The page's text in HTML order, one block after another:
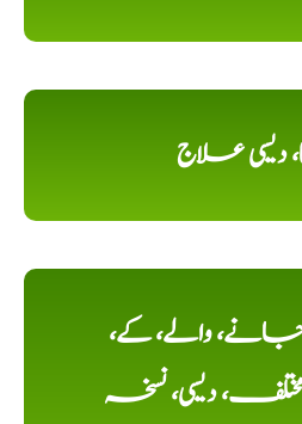
دیسی علاج
والے، کے،
دیسی، نسخہ